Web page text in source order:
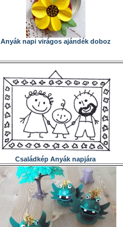
Anyák napi virágos ajándék doboz
Családkép Anyák napjára